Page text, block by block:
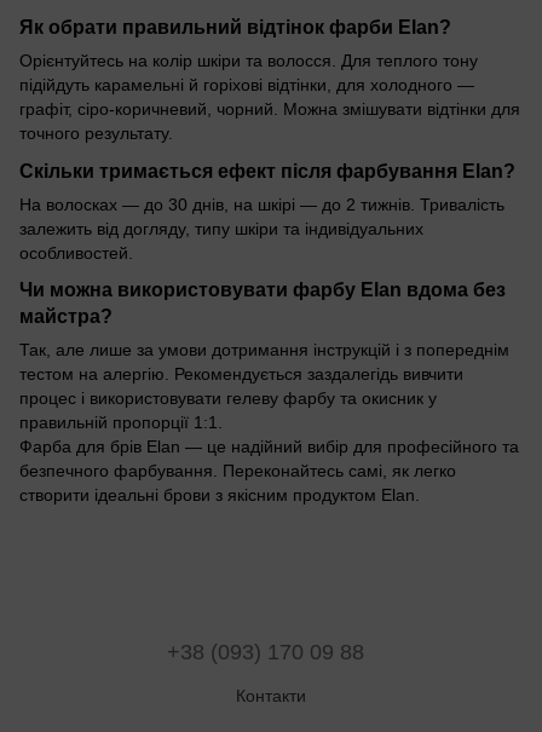
Як обрати правильний відтінок фарби Elan?
Орієнтуйтесь на колір шкіри та волосся. Для теплого тону
підійдуть карамельні й горіхові відтінки, для холодного —
графіт, сіро-коричневий, чорний. Можна змішувати відтінки для
точного результату.
Скільки тримається ефект після фарбування Elan?
На волосках — до 30 днів, на шкірі — до 2 тижнів. Тривалість
залежить від догляду, типу шкіри та індивідуальних
особливостей.
Чи можна використовувати фарбу Elan вдома без
майстра?
Так, але лише за умови дотримання інструкцій і з попереднім
тестом на алергію. Рекомендується заздалегідь вивчити
процес і використовувати гелеву фарбу та окисник у
правильній пропорції 1:1.
Фарба для брів Elan — це надійний вибір для професійного та
безпечного фарбування. Переконайтесь самі, як легко
створити ідеальні брови з якісним продуктом Elan.
+38 (093) 170 09 88
Контакти